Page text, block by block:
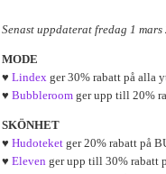
Senast uppdaterat fredag 1 mars
MODE
♥ Lindex ger 30% rabatt på alla
♥ Bubbleroom ger upp till 20%
SKÖNHET
♥ Hudoteket ger 20% rabatt på
♥ Eleven ger upp till 30% rabatt